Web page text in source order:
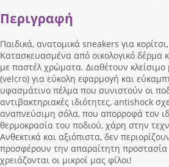
Περιγραφή
Παιδικά, ανατομικά sneakers για
Κατασκευασμένα από οικολογικό δέρμα
με παστέλ χρώματα. Διαθέτουν
(velcro) για εύκολη εφαρμογή και
υφασμάτινο πέλμα που συνιστούν οι
αντιβακτηριακές ιδιότητες, antishock
αναπνεύσιμη σόλα, που απορροφά τον
θερμοκρασία του ποδιού, χάρη στην
Ανθεκτικά και αξιόπιστα, δεν
προσφέρουν την απαραίτητη προστασία
χρειάζονται οι μικροί μας φίλοι!